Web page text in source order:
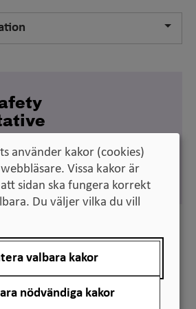
studenterna att företräda dem i
använder kakor (cookies)
Vissa kakor är
sidan ska fungera korrekt
Du väljer vilka du vill
valbara kakor
nödvändiga kakor